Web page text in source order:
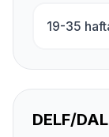
19-35
DELF/